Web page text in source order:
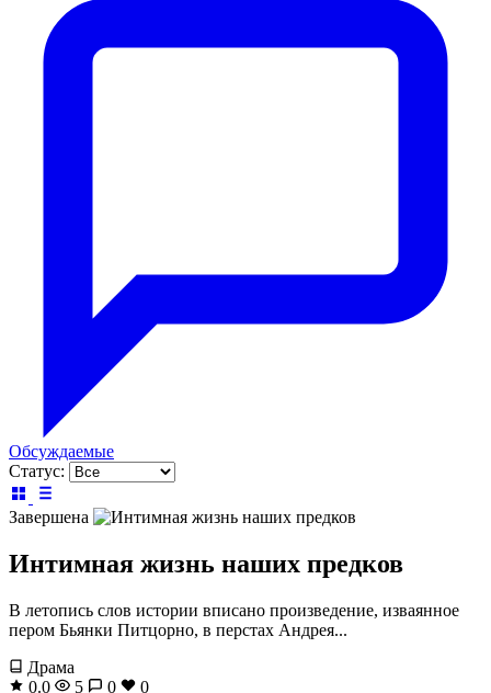
Обсуждаемые
Статус:
Завершена
Интимная жизнь наших предков
В летопись слов истории вписано произведение, изваянное
пером Бьянки Питцорно, в перстах Андрея...
Драма
0.0
5 0
0